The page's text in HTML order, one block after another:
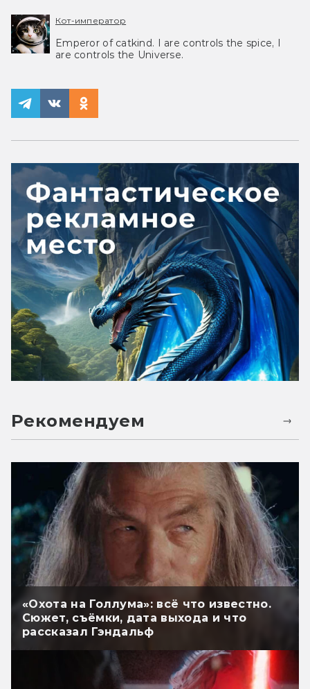
Кот-император
Emperor of catkind. I are controls the spice, I
are controls the Universe.
Рекомендуем
«Охота на Голлума»: всё что известно.
Сюжет, съёмки, дата выхода и что
рассказал Гэндальф